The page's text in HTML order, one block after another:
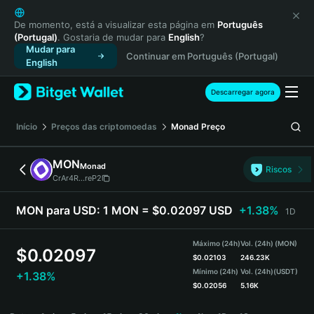
English
日本語
Tiếng Việt
Русский
Español (Latinoamérica)
Türkçe
Français
Deutsch
简体中文
繁體中文
Português (Portugal)
Bahasa Indonesia
ภาษาไทย
Español
Español (Argentina)
De momento, está a visualizar esta página em Português
(Portugal). Gostaria de mudar para English?
Mudar para
English
Continuar em Português (Portugal)
Descarregar agora
Início Preços das criptomoedas Monad Preço
MONMonad
CrAr4R...reP2
Riscos
MON para USD: 1 MON = $0.02097 USD +1.38% 1D
$0.02097
+1.38%
Máximo (24h)
$0.02103
Mínimo (24h)
$0.02056
Vol. (24h) (MON)
246.23K
Vol. (24h)(USDT)
5.16K